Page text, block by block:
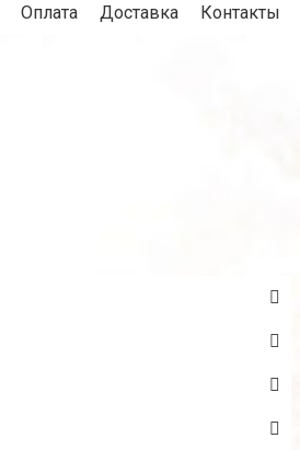
Оплата Доставка Контакты